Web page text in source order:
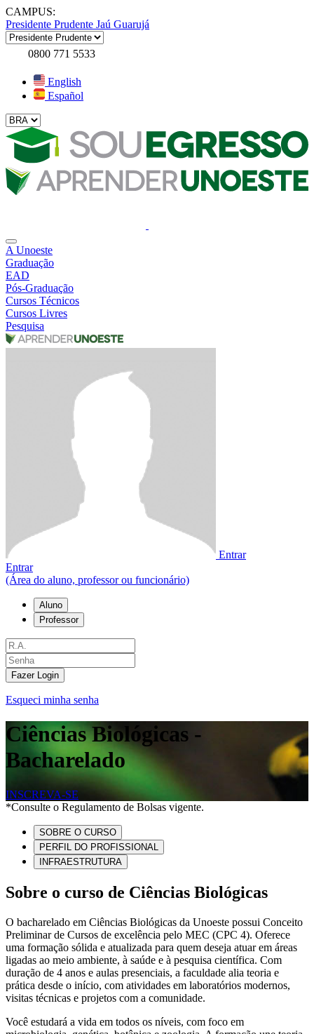
CAMPUS:
Presidente Prudente Jaú Guarujá
0800 771 5533
English
Español
A Unoeste
Graduação
EAD
Pós-Graduação
Cursos Técnicos
Cursos Livres
Pesquisa
Entrar
Entrar
(Área do aluno, professor ou funcionário)
Aluno
Professor
Fazer Login
Esqueci minha senha
Ciências Biológicas -
Bacharelado
INSCREVA-SE
*Consulte o Regulamento de Bolsas vigente.
SOBRE O CURSO
PERFIL DO PROFISSIONAL
INFRAESTRUTURA
Sobre o curso de Ciências Biológicas
O bacharelado em Ciências Biológicas da Unoeste possui Conceito
Preliminar de Cursos de excelência pelo MEC (CPC 4). Oferece
uma formação sólida e atualizada para quem deseja atuar em áreas
ligadas ao meio ambiente, à saúde e à pesquisa científica. Com
duração de 4 anos e aulas presenciais, a faculdade alia teoria e
prática desde o início, com atividades em laboratórios modernos,
visitas técnicas e projetos com a comunidade.
Você estudará a vida em todos os níveis, com foco em